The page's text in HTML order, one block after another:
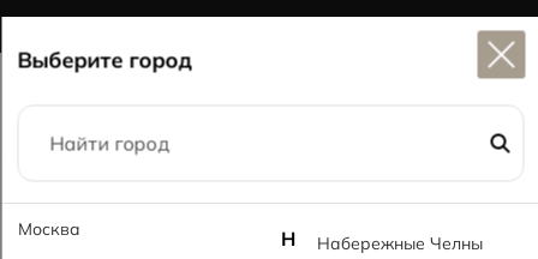
Главная Каталог 59x59 Гранит MT Granit MT
Выберите город
Москва Н Набережные Челны